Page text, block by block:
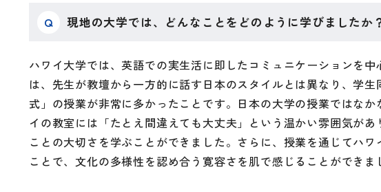
Q 現地の大学では、どんなことをどのように学びましたか
ハワイ大学では、英語での実生活に即したコミュニケーションを
は、先生が教壇から一方的に話す日本のスタイルとは異なり、学
式」の授業が非常に多かったことです。日本の大学の授業ではな
イの教室には「たとえ間違えても大丈夫」という温かい雰囲気が
ことの大切さを学ぶことができました。さらに、授業を通じてハ
ことで、文化の多様性を認め合う寛容さを肌で感じることができま